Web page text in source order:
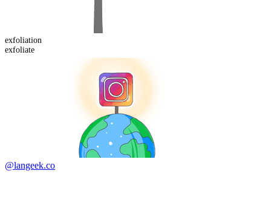
exfoliation
exfoliate
@langeek.co